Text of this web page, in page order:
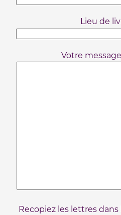
Lieu de
Votre
Recopiez les lettres